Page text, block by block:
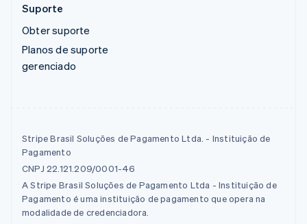
Suporte
Obter suporte
Planos de suporte
gerenciado
Stripe Brasil Soluções de Pagamento Ltda. - Instituição de
Pagamento
CNPJ 22.121.209/0001-46
A Stripe Brasil Soluções de Pagamento Ltda - Instituição de
Pagamento é uma instituição de pagamento que opera na
modalidade de credenciadora.